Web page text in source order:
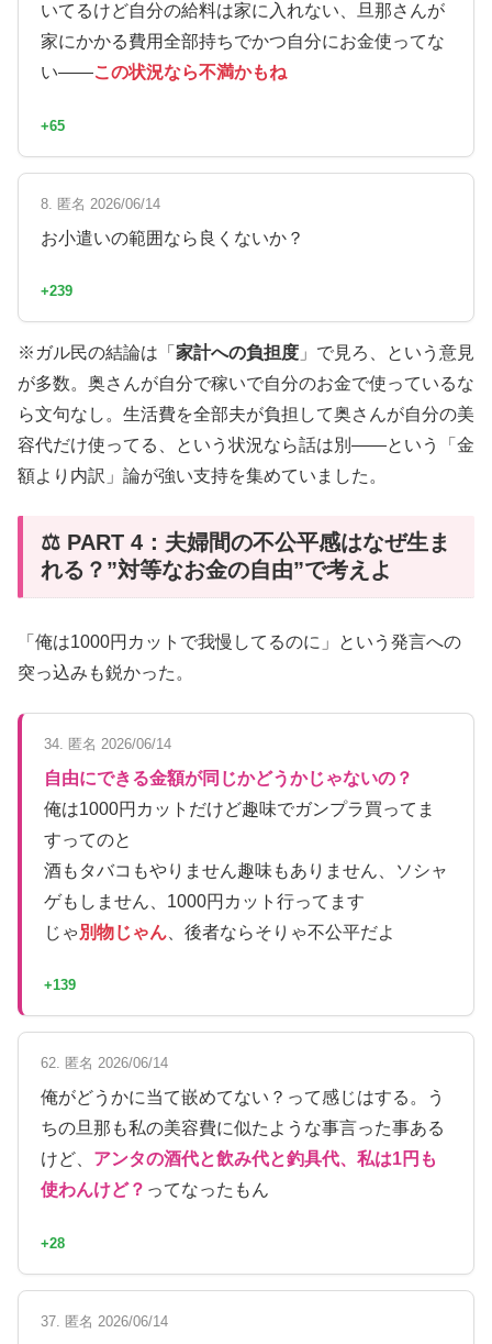
いてるけど自分の給料は家に入れない、旦那さんが
家にかかる費用全部持ちでかつ自分にお金使ってな
い——この状況なら不満かもね
+65
8. 匿名 2026/06/14
お小遣いの範囲なら良くないか？
+239
※ガル民の結論は「 家計への負担度 」で見ろ、という意見
が多数。奥さんが自分で稼いで自分のお金で使っているな
ら文句なし。生活費を全部夫が負担して奥さんが自分の美
容代だけ使ってる、という状況なら話は別——という「金
額より内訳」論が強い支持を集めていました。
⚖️ PART 4：夫婦間の不公平感はなぜ生ま
れる？”対等なお金の自由”で考えよ
「俺は1000円カットで我慢してるのに」という発言への
突っ込みも鋭かった。
34. 匿名 2026/06/14
自由にできる金額が同じかどうかじゃないの？
俺は1000円カットだけど趣味でガンプラ買ってま
すってのと
酒もタバコもやりません趣味もありません、ソシャ
ゲもしません、1000円カット行ってます
じゃ 別物じゃん 、後者ならそりゃ不公平だよ
+139
62. 匿名 2026/06/14
俺がどうかに当て嵌めてない？って感じはする。う
ちの旦那も私の美容費に似たような事言った事ある
けど、 アンタの酒代と飲み代と釣具代、私は1円も
使わんけど？ ってなったもん
+28
37. 匿名 2026/06/14